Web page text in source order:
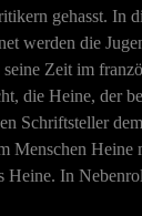
gehasst. In
werden die
Zeit im
die Heine, der
Schriftsteller
Menschen
Heine. In